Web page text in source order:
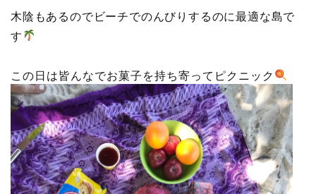
木陰もあるのでビーチでのんびりするのに最適な島で
す
この日は皆んなでお菓子を持ち寄ってピクニック